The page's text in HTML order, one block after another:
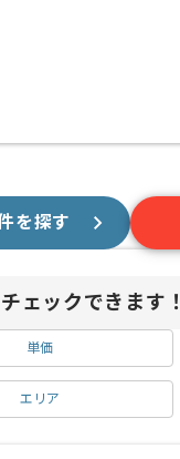
を探す
ェックできます！
単価
エリア